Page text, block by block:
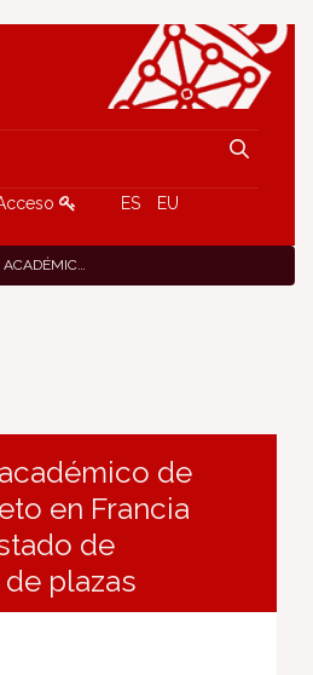
ES EU
2026-2027: LISTADO DE ADJUDICACIÓN DE PLAZAS
de
en Francia
de
plazas